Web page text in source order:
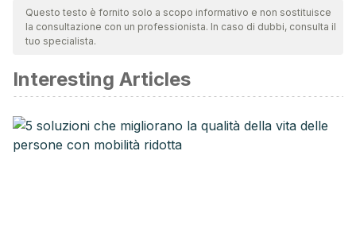
team per garantirne la qualità, l'affidabilità, l'attualità e la
validità. La bibliografia di questo articolo è stata considerata
Mansour, M. S., Ni, Y. M., Roberts, A. L., Kelleman, M.,
Roychoudhury, A., & St-Onge, M. P. (2012). Ginger
consumption enhances the thermic effect of food and
promotes feelings of satiety without affecting metabolic
Questo testo è fornito solo a scopo informativo e non sostituisce
la consultazione con un professionista. In caso di dubbi, consulta il
tuo specialista.
Interesting Articles